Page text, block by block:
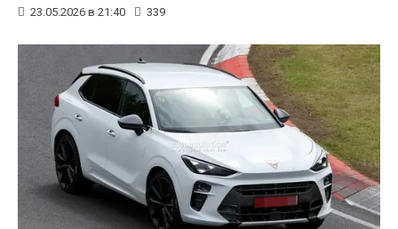
23.05.2026 в 21:40 339